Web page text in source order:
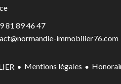
81 89 46 47
immobilier76.com
Mentions légales